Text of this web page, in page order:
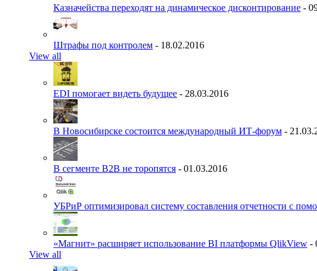
Казначейства переходят на динамическое дисконтирование -
Штрафы под контролем - 18.02.2016
View all
EDI помогает видеть будущее - 28.03.2016
В Новосибирске состоится международный ИТ-форум -
В сегменте B2B не торопятся - 01.03.2016
УБРиР оптимизировал систему составления отчетности с
«Магнит» расширяет использование BI платформы QlikView -
View all